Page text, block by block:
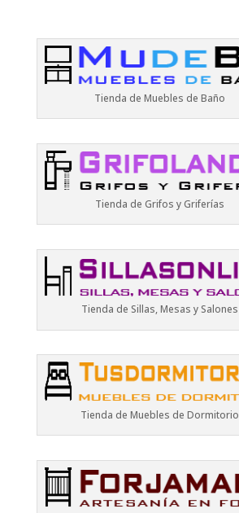
Tienda de Muebles de Baño
Tienda de Grifos y Griferías
Tienda de Sillas, Mesas y Salones
Tienda de Muebles de Dormitorio